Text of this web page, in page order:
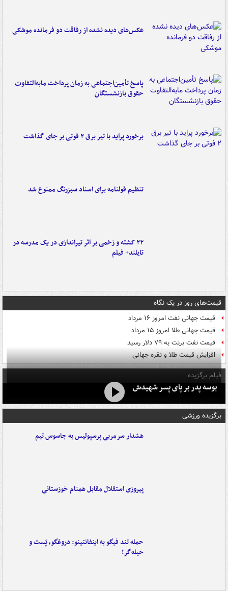
عکس‌های دیده نشده از رفاقت دو فرمانده‌ موشکی
پاسخ تأمین‌اجتماعی به زمان پرداخت مابه‌التفاوت
حقوق بازنشستگان
برخورد پراید با تیر برق ۲ فوتی بر جای گذاشت
تنظیم قولنامه برای اسناد سبزرنگ ممنوع شد
۲۲ کشته و زخمی بر اثر تیراندازی در یک مدرسه در
تایلند+ فیلم
قیمت‌های روز در یک نگاه
قیمت جهانی نفت امروز ۱۶ مرداد
قیمت جهانی طلا امروز ۱۵ مرداد
قیمت نفت برنت به ۷۹ دلار رسید
افزایش قیمت طلا و نقره جهانی
فیلم برگزیده
بوسه‌ پدر بر پای پسر شهیدش
برگزیده ورزشی
هشدار سرمربی پرسپولیس به جاسوس تیم
پیروزی استقلال مقابل همنام خوزستانی
حمله تند فیگو به اینفانتینو: دروغگو، پَست‌ و
حیله‌گر!